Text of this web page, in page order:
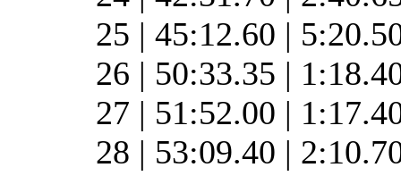
25 | 45:12.60 |
26 | 50:33.35 |
27 | 51:52.00 |
28 | 53:09.40 |